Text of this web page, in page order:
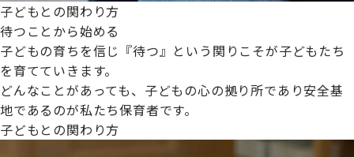
子どもとの関わり方
待つことから始める
子どもの育ちを信じ『待つ』という関りこそが子どもたち
を育てていきます。
どんなことがあっても、子どもの心の拠り所であり安全基
地であるのが私たち保育者です。
子どもとの関わり方